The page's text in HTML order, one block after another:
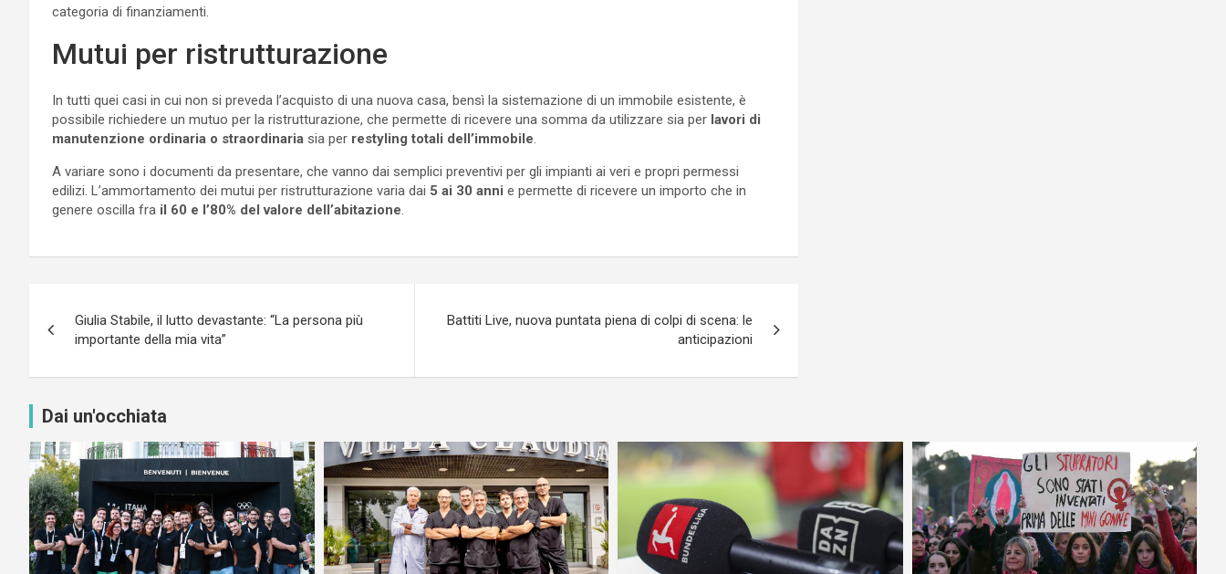
categoria di finanziamenti.
Mutui per ristrutturazione
In tutti quei casi in cui non si preveda l’acquisto di una nuova casa, bensì la sistemazione di un immobile esistente, è
possibile richiedere un mutuo per la ristrutturazione, che permette di ricevere una somma da utilizzare sia per lavori di
manutenzione ordinaria o straordinaria sia per restyling totali dell’immobile
A variare sono i documenti da presentare, che vanno dai semplici preventivi per gli impianti ai veri e propri permessi
edilizi. L’ammortamento dei mutui per ristrutturazione varia dai 5 ai 30 anni e permette di ricevere un importo che in
genere oscilla fra il 60 e l’80% del valore dell’abitazione
articoli
Giulia Stabile, il lutto devastante: “La persona più
importante della mia vita”
Battiti Live, nuova puntata piena di colpi di scena: le
anticipazioni
Dai un'occhiata